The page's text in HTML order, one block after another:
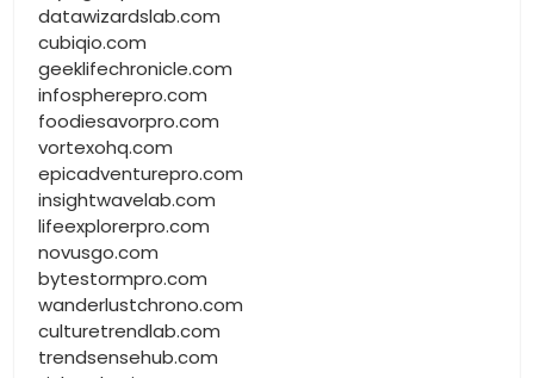
datawizardslab.com
cubiqio.com
geeklifechronicle.com
infospherepro.com
foodiesavorpro.com
vortexohq.com
epicadventurepro.com
insightwavelab.com
lifeexplorerpro.com
novusgo.com
bytestormpro.com
wanderlustchrono.com
culturetrendlab.com
trendsensehub.com